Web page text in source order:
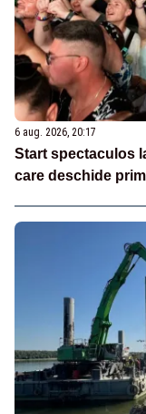
6 aug. 2026, 20:17
Start spectaculos
care deschide